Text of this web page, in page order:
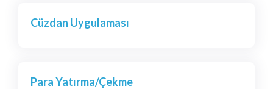
Cüzdan Uygulaması
Para Yatırma/Çekme